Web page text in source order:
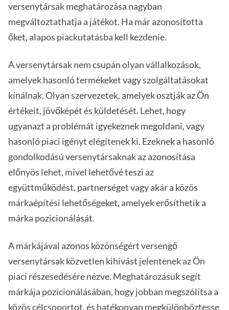
versenytársak meghatározása nagyban
megváltoztathatja a játékot. Ha már azonosította
őket, alapos piackutatásba kell kezdenie.
A versenytársak nem csupán olyan vállalkozások,
amelyek hasonló termékeket vagy szolgáltatásokat
kínálnak. Olyan szervezetek, amelyek osztják az Ön
értékeit, jövőképét és küldetését. Lehet, hogy
ugyanazt a problémát igyekeznek megoldani, vagy
hasonló piaci igényt elégítenek ki. Ezeknek a hasonló
gondolkodású versenytársaknak az azonosítása
előnyös lehet, mivel lehetővé teszi az
együttműködést, partnerséget vagy akár a közös
márkaépítési lehetőségeket, amelyek erősíthetik a
márka pozicionálását.
A márkájával azonos közönségért versengő
versenytársak közvetlen kihívást jelentenek az Ön
piaci részesedésére nézve. Meghatározásuk segít
márkája pozicionálásában, hogy jobban megszólítsa a
közös célcsoportot, és hatékonyan megkülönböztesse